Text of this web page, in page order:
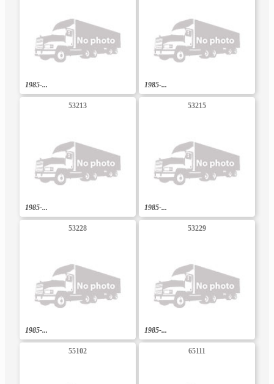
1985-... 1985-...
53213
1985-...
53215
1985-...
53228
1985-...
53229
1985-...
55102 65111